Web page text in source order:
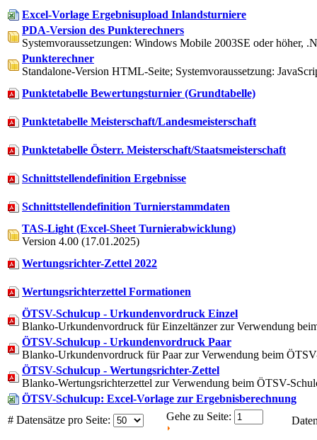
Excel-Vorlage Ergebnisupload Inlandsturniere
PDA-Version des Punkterechners
Systemvoraussetzungen: Windows Mobile 2003SE oder höher,
Punkterechner
Standalone-Version HTML-Seite; Systemvoraussetzung:
Punktetabelle Bewertungsturnier (Grundtabelle)
Punktetabelle Meisterschaft/Landesmeisterschaft
Punktetabelle Österr. Meisterschaft/Staatsmeisterschaft
Schnittstellendefinition Ergebnisse
Schnittstellendefinition Turnierstammdaten
TAS-Light (Excel-Sheet Turnierabwicklung)
Version 4.00 (17.01.2025)
Wertungsrichter-Zettel 2022
Wertungsrichterzettel Formationen
ÖTSV-Schulcup - Urkundenvordruck Einzel
Blanko-Urkundenvordruck für Einzeltänzer zur Verwendung
ÖTSV-Schulcup - Urkundenvordruck Paar
Blanko-Urkundenvordruck für Paar zur Verwendung beim
ÖTSV-Schulcup - Wertungsrichter-Zettel
Blanko-Wertungsrichterzettel zur Verwendung beim ÖTSV-
ÖTSV-Schulcup: Excel-Vorlage zur Ergebnisberechnung
# Datensätze pro Seite:
Gehe zu Seite: